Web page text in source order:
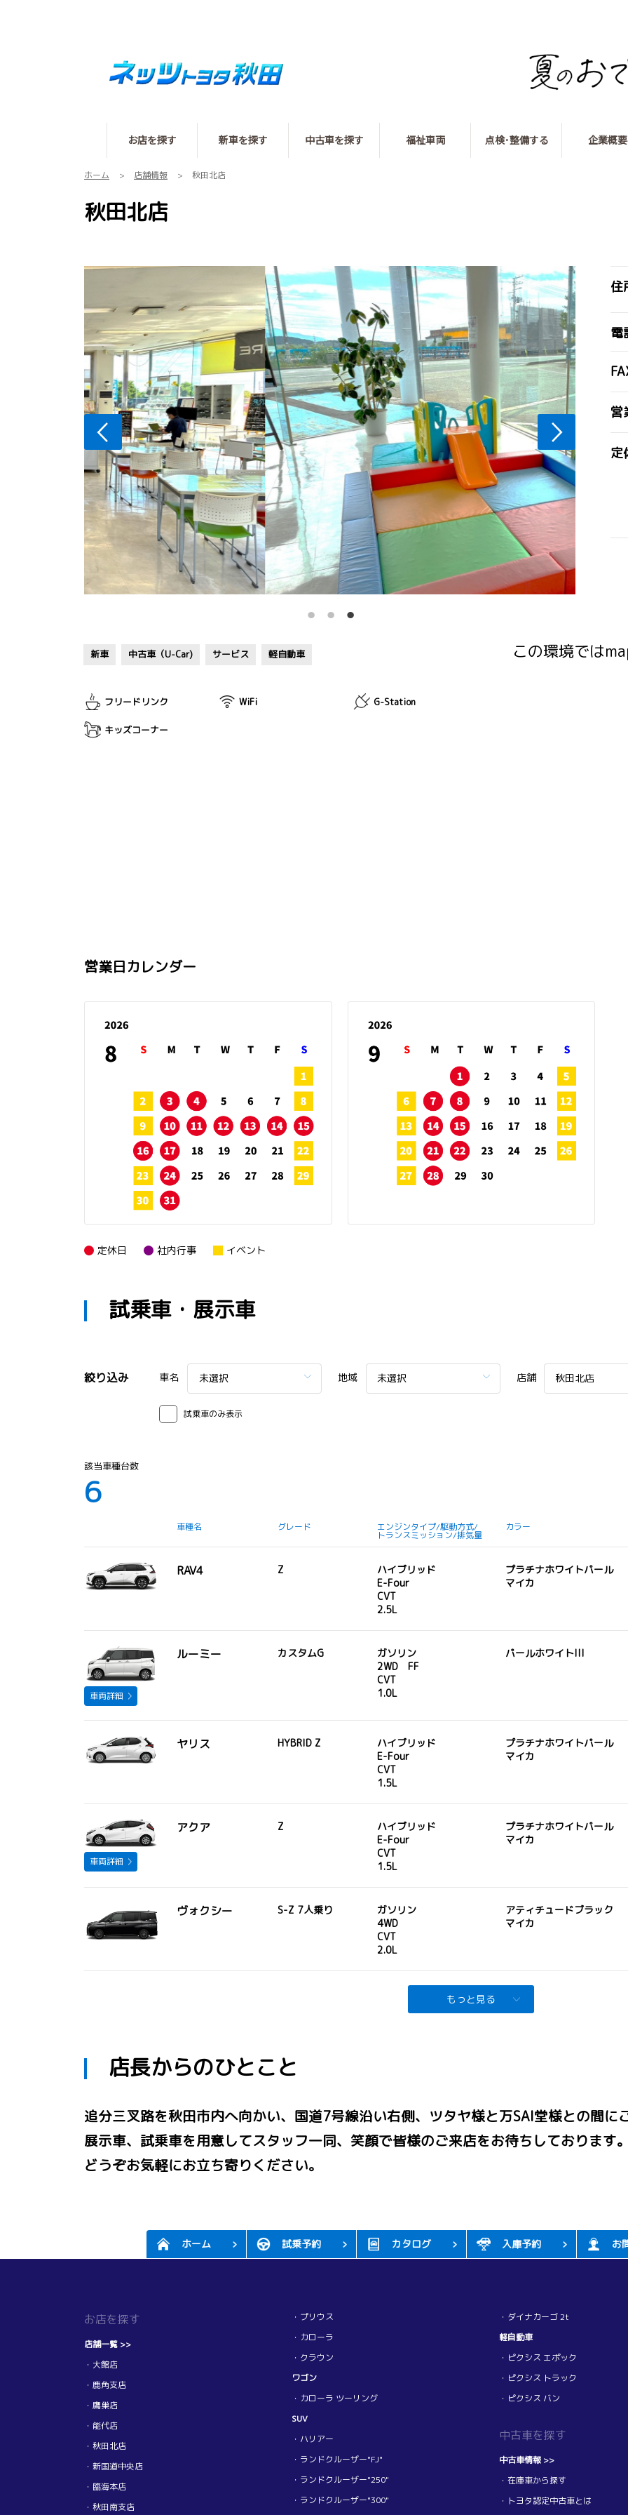
お店を探す 新車を探す 中古車を探す 福祉車両 点検･整備する 企業概要
ホーム 店舗情報 秋田北店
秋田北店
住
電
営
定
新車 中古車（U-Car) サービス 軽自動車
フリードリンク WiFi G-Station
キッズコーナー
この環境では
営業日カレンダー
定休日 社内行事 イベント
試乗車・展示車
絞り込み 車名 未選択 地域 未選択 店舗 秋田北店
試乗車のみ表示
該当車種台数
6
車種名 グレード エンジンタイプ/駆動方式/
トランスミッション/排気量
カラー
RAV4 Z
ハイブリッド
E-Four
CVT
2.5L
プラチナホワイトパール
マイカ
ルーミー
車両詳細
カスタムG
ガソリン
2WD FF
CVT
1.0L
パールホワイトIII
ヤリス HYBRID Z
ハイブリッド
E-Four
CVT
1.5L
プラチナホワイトパール
マイカ
アクア
車両詳細
Z
ハイブリッド
E-Four
CVT
1.5L
プラチナホワイトパール
マイカ
ヴォクシー S-Z 7人乗り
ガソリン
4WD
CVT
2.0L
アティチュードブラック
マイカ
もっと見る
店長からのひとこと
追分三叉路を秋田市内へ向かい、国道7号線沿い右側、ツタヤ様と万SAI堂様との間に
展示車、試乗車を用意してスタッフ一同、笑顔で皆様のご来店をお待ちしております。
どうぞお気軽にお立ち寄りください。
ホーム 試乗予約 カタログ 入庫予約 お
お店を探す
店舗一覧 >>
・大館店
・鹿角支店
・鷹巣店
・能代店
・秋田北店
・新国道中央店
・臨海本店
・秋田南支店
・プリウス
・カローラ
・クラウン
ワゴン
・カローラ ツーリング
SUV
・ハリアー
・ランドクルーザー"FJ"
・ランドクルーザー"250"
・ランドクルーザー"300"
・ダイナカーゴ 2t
軽自動車
・ピクシス エポック
・ピクシス トラック
・ピクシス バン
中古車を探す
中古車情報 >>
・在庫車から探す
・トヨタ認定中古車とは